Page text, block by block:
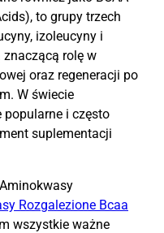
to grupy trzech
izoleucyny i
znaczącą rolę w
oraz regeneracji po
W świecie
popularne i często
suplementacji
Rozgalezione Bcaa
wszystkie ważne